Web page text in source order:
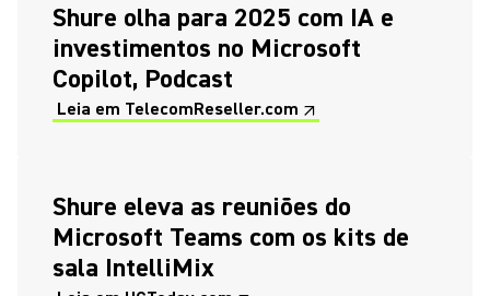
Shure olha para 2025 com IA e
investimentos no Microsoft
Copilot, Podcast
Leia em TelecomReseller.com ↗
(Opens in a new tab)
Shure eleva as reuniões do
Microsoft Teams com os kits de
sala IntelliMix